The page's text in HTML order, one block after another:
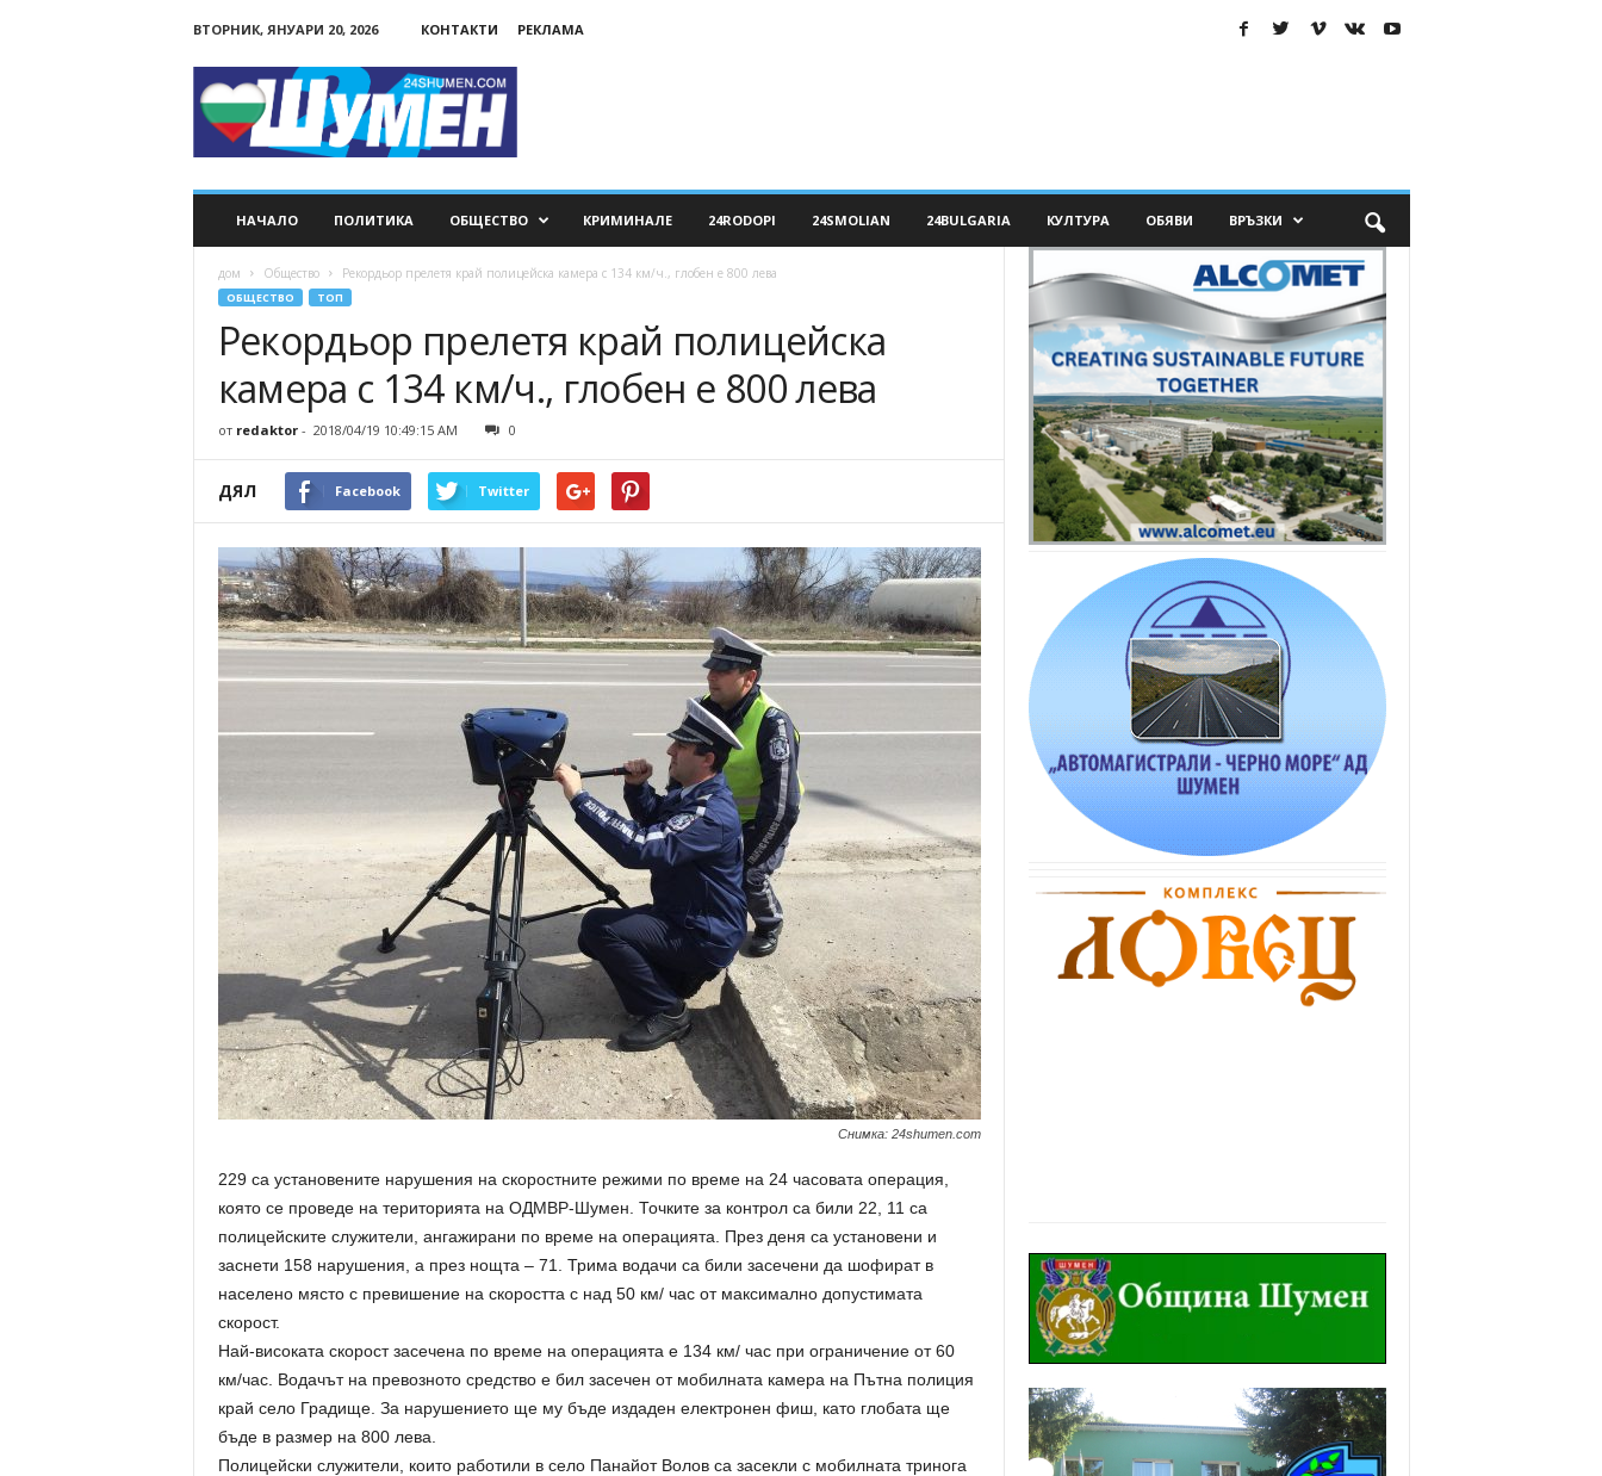
ВТОРНИК, ЯНУАРИ 20, 2026 КОНТАКТИ РЕКЛАМА
НАЧАЛО ПОЛИТИКА ОБЩЕСТВО КРИМИНАЛЕ 24RODOPI 24SMOLIAN 24BULGARIA КУЛТУРА ОБЯВИ ВРЪЗКИ
дом Общество Рекордьор прелетя край полицейска камера с 134 км/ч., глобен е 800 лева
ОБЩЕСТВО ТОП
Рекордьор прелетя край полицейска
камера с 134 км/ч., глобен е 800 лева
от redaktor- 2018/04/19 10:49:15 AM 0
ДЯЛ Facebook Twitter
Снимка: 24shumen.com
229 са установените нарушения на скоростните режими по време на 24 часовата операция,
която се проведе на територията на ОДМВР-Шумен. Точките за контрол са били 22, 11 са
полицейските служители, ангажирани по време на операцията. През деня са установени и
заснети 158 нарушения, а през нощта – 71. Трима водачи са били засечени да шофират в
населено място с превишение на скоростта с над 50 км/ час от максимално допустимата
скорост.
Най-високата скорост засечена по време на операцията е 134 км/ час при ограничение от 60
км/час. Водачът на превозното средство е бил засечен от мобилната камера на Пътна полиция
край село Градище. За нарушението ще му бъде издаден електронен фиш, като глобата ще
бъде в размер на 800 лева.
Полицейски служители, които работили в село Панайот Волов са засекли с мобилната тринога